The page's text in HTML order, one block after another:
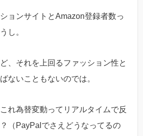
ョンサイトとAmazon登録者数っ
し。
、それを上回るファッション性と
ないこともないのでは。
れ為替変動ってリアルタイムで反
（PayPalでさえどうなってるの